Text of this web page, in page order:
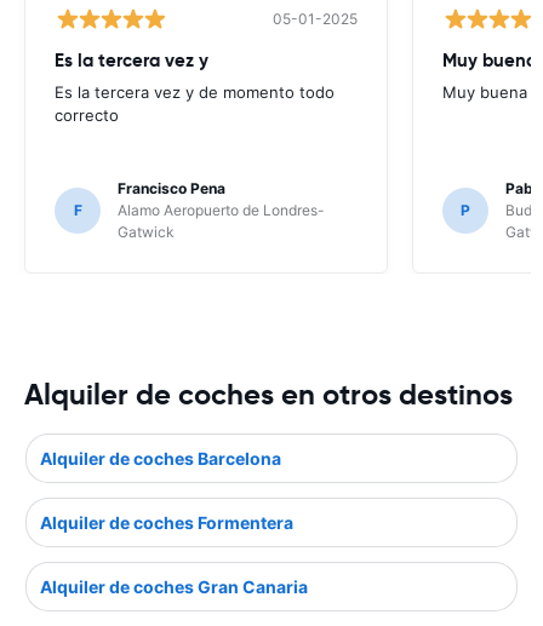
05-01-2025
Es la tercera vez y
Es la tercera vez y de momento todo
correcto
F
Francisco Pena
Alamo Aeropuerto de Londres-
Gatwick
Muy
Muy buena
P
Alquiler de coches en otros destinos
Alquiler de coches Barcelona
Alquiler de coches Formentera
Alquiler de coches Gran Canaria